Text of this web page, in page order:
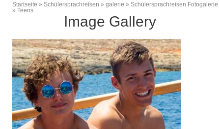
Breadcrumb
Startseite Schülersprachreisen galerie
Schülersprachreisen Fotogalerie
Teens
Image Gallery